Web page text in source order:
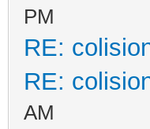
PM
RE:
RE:
AM